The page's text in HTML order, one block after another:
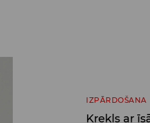
IZPĀRDOŠANA
Krekls ar